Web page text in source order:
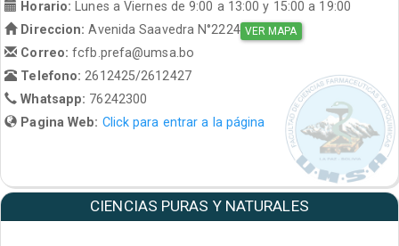
Horario: Lunes a Viernes de 9:00 a 13:00 y 15:00 a 19:00
Direccion: Avenida Saavedra N°2224 VER MAPA
Correo:fcfb.prefa@umsa.bo
Telefono:2612425/2612427
Whatsapp: 76242300
Pagina Web: Click para entrar a la página
CIENCIAS PURAS Y NATURALES